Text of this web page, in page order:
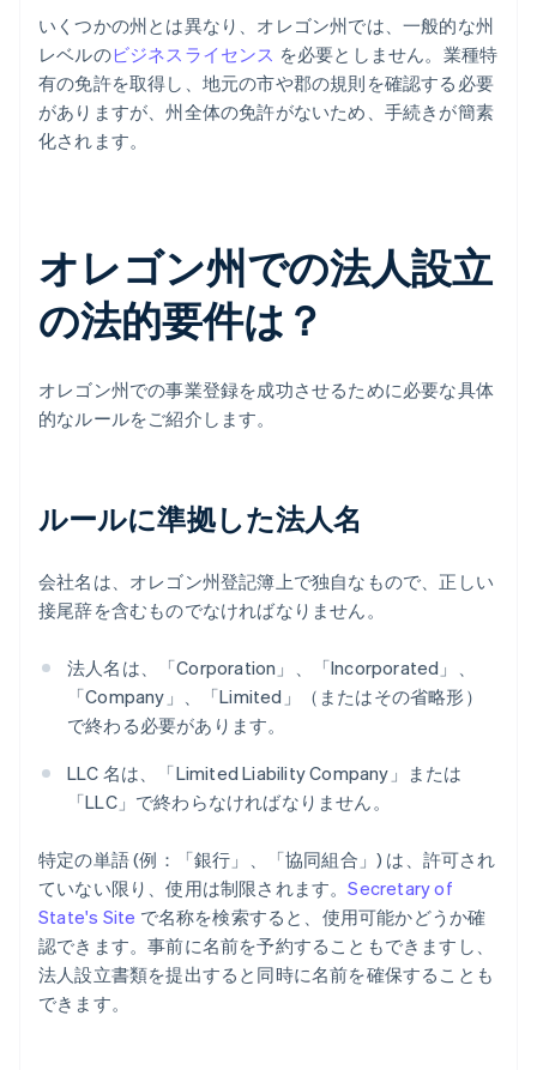
いくつかの州とは異なり、オレゴン州では、一般的な州
レベルのビジネスライセンス を必要としません。業種特
有の免許を取得し、地元の市や郡の規則を確認する必要
がありますが、州全体の免許がないため、手続きが簡素
化されます。
オレゴン州での法人設立
の法的要件は？
オレゴン州での事業登録を成功させるために必要な具体
的なルールをご紹介します。
ルールに準拠した法人名
会社名は、オレゴン州登記簿上で独自なもので、正しい
接尾辞を含むものでなければなりません。
法人名は、「Corporation」、「Incorporated」、
「Company」、「Limited」（またはその省略形）
で終わる必要があります。
LLC 名は、「Limited Liability Company」または
「LLC」で終わらなければなりません。
特定の単語 (例：「銀行」、「協同組合」) は、許可され
ていない限り、使用は制限されます。Secretary of
State's Site で名称を検索すると、使用可能かどうか確
認できます。事前に名前を予約することもできますし、
法人設立書類を提出すると同時に名前を確保することも
できます。